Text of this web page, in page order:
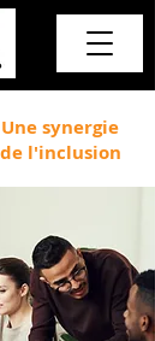
synergie
l'inclusion